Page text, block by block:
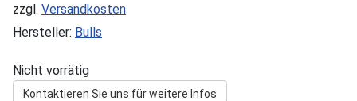
zzgl. Versandkosten
Hersteller: Bulls
Nicht vorrätig
Kontaktieren Sie uns für weitere Infos